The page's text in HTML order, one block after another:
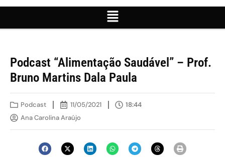
Podcast “Alimentação Saudável” – Prof.
Bruno Martins Dala Paula
Podcast 11/05/2021
18:44
Ana Carolina Araújo